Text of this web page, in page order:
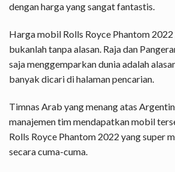
dengan harga yang sangat fantastis.
Harga mobil Rolls Royce Phantom
bukanlah tanpa alasan. Raja dan
saja menggemparkan dunia adalah
banyak dicari di halaman pencarian.
Timnas Arab yang menang atas
manajemen tim mendapatkan mobil
Rolls Royce Phantom 2022 yang super
secara cuma-cuma.